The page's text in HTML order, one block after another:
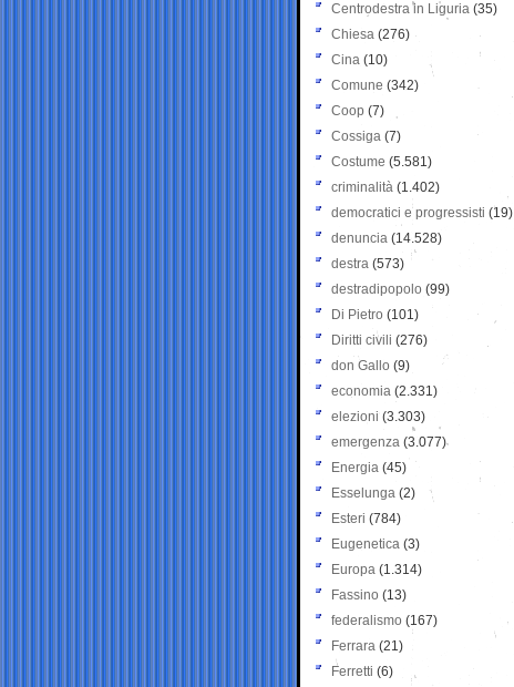
Centrodestra in Liguria (35)
Chiesa (276)
Cina (10)
Comune (342)
Coop (7)
Cossiga (7)
Costume (5.581)
criminalità (1.402)
democratici e progressisti (19)
denuncia (14.528)
destra (573)
destradipopolo (99)
Di Pietro (101)
Diritti civili (276)
don Gallo (9)
economia (2.331)
elezioni (3.303)
emergenza (3.077)
Energia (45)
Esselunga (2)
Esteri (784)
Eugenetica (3)
Europa (1.314)
Fassino (13)
federalismo (167)
Ferrara (21)
Ferretti (6)